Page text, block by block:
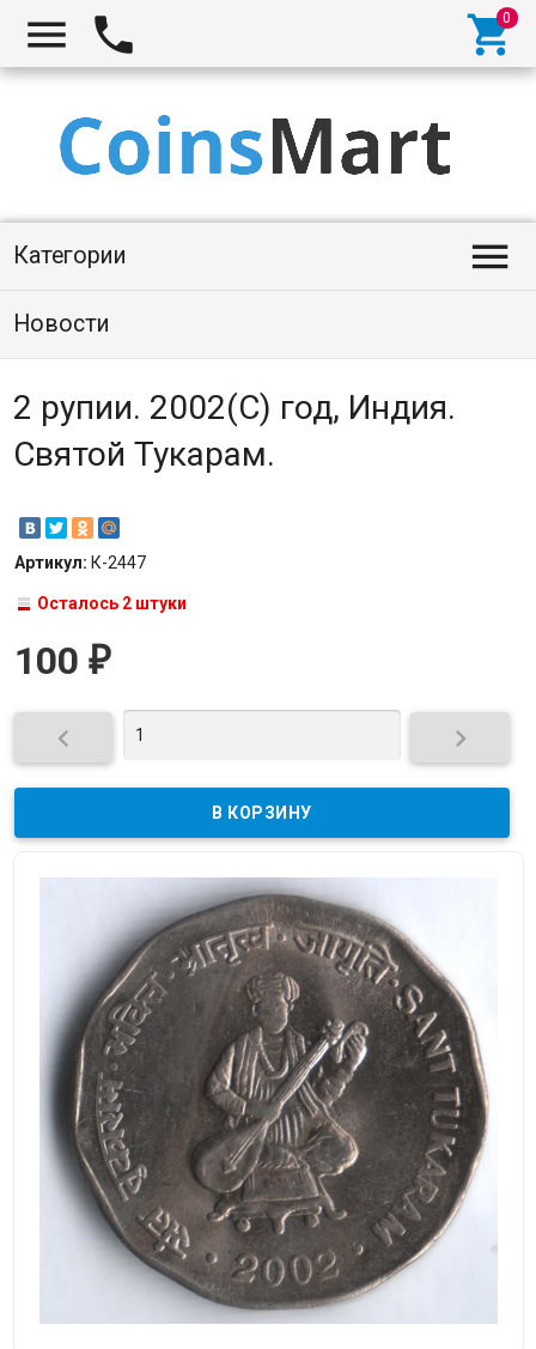
  
Категории 
Новости
2 рупии. 2002(C) год, Индия.
Святой Тукарам.
Артикул: К-2447
Осталось 2 штуки
100 ₽
 